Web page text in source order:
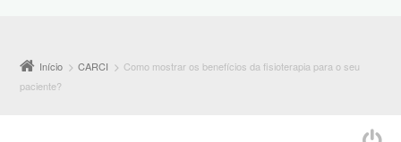
Início CARCI
Como mostrar os benefícios da fisioterapia para o seu
paciente?